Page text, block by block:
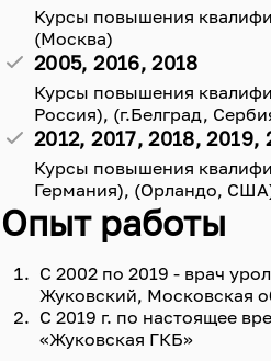
Курсы повышения
(Москва)
2005, 2016, 2018
Курсы повышения
Россия), (г.Белград,
2012, 2017, 2018, 2019,
Курсы повышения
Германия), (Орландо,
Опыт работы
С 2002 по 2019 - врач
Жуковский, Московская
С 2019 г. по настоящее
«Жуковская ГКБ»